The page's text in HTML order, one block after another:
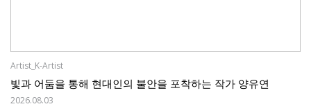
Artist_K-Artist
빛과 어둠을 통해 현대인의 불안을 포착하는 작가 양유연
2026.08.03